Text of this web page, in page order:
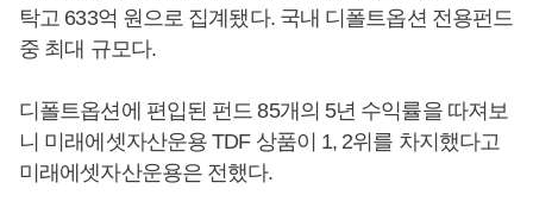
탁고 633억 원으로 집계됐다. 국내 디폴트옵션 전용펀드
중 최대 규모다.
디폴트옵션에 편입된 펀드 85개의 5년 수익률을 따져보
니 미래에셋자산운용 TDF 상품이 1, 2위를 차지했다고
미래에셋자산운용은 전했다.